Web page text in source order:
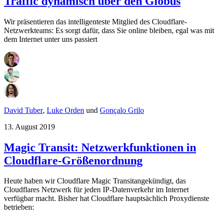
Wir präsentieren das intelligenteste Mitglied des Cloudflare-
Netzwerkteams: Es sorgt dafür, dass Sie online bleiben, egal was mit
dem Internet unter uns passiert
David Tuber, Luke Orden und Gonçalo Grilo
13. August 2019
Magic Transit: Netzwerkfunktionen in
Cloudflare-Größenordnung
Heute haben wir Cloudflare Magic Transitangekündigt, das
Cloudflares Netzwerk für jeden IP-Datenverkehr im Internet
verfügbar macht. Bisher hat Cloudflare hauptsächlich Proxydienste
betrieben: